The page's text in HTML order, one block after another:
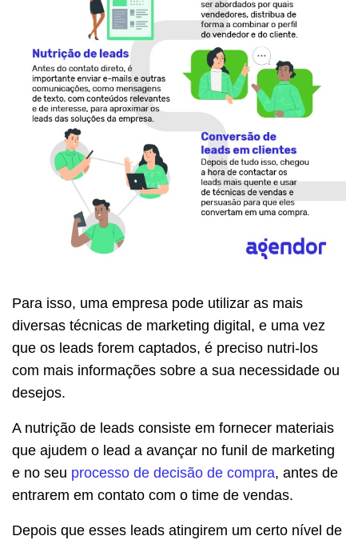
Para isso, uma empresa pode utilizar as mais
diversas técnicas de marketing digital, e uma vez
que os leads forem captados, é preciso nutri-los
com mais informações sobre a sua necessidade ou
desejos.
A nutrição de leads consiste em fornecer materiais
que ajudem o lead a avançar no funil de marketing
e no seu processo de decisão de compra, antes de
entrarem em contato com o time de vendas.
Depois que esses leads atingirem um certo nível de